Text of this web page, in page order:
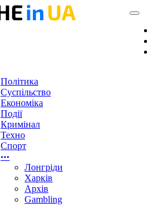
Політика
Суспільство
Економіка
Події
Кримінал
Техно
Спорт
•••
Лонгріди
Харків
Архів
Gambling